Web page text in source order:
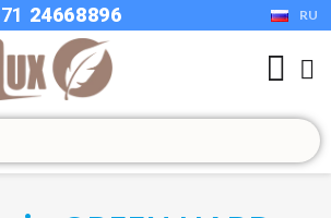
1 24668896 RU